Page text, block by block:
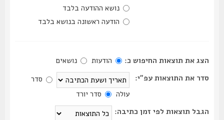
נושא ההודעה בלבד
הודעה ראשונה בנושא בלבד
הצג את תוצאות החיפוש כ: הודעות
נושאים
סדר את התוצאות עפ"י:
סדר
סדר יורד
הגבל תוצאות לפי זמן כתיבה: